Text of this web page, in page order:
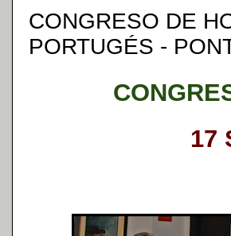
CONGRESO DE
PORTUGÉS -
17